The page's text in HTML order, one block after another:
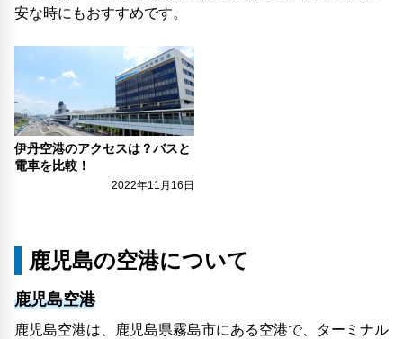
安な時にもおすすめです。
伊丹空港のアクセスは？バスと
電車を比較！
2022年11月16日
鹿児島の空港について
鹿児島空港
鹿児島空港は、鹿児島県霧島市にある空港で、ターミナル